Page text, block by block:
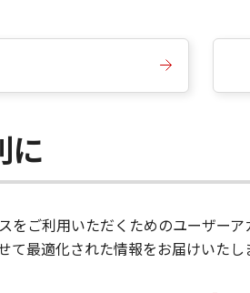
に
をご利用いただくためのユーザー
最適化された情報をお届けいたし